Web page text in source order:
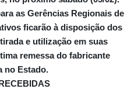
as Gerências Regionais de
ficarão à disposição dos
e utilização em suas
remessa do fabricante
no Estado.